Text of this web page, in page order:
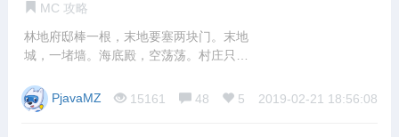
MC 攻略
林地府邸棒一根，末地要塞两块门。末地
城，一堵墙。海底殿，空荡荡。村庄只有
PjavaMZ
15161 48 5 2019-02-21 18:56:08